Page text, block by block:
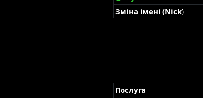
Зміна імені (Nick)
Послуга